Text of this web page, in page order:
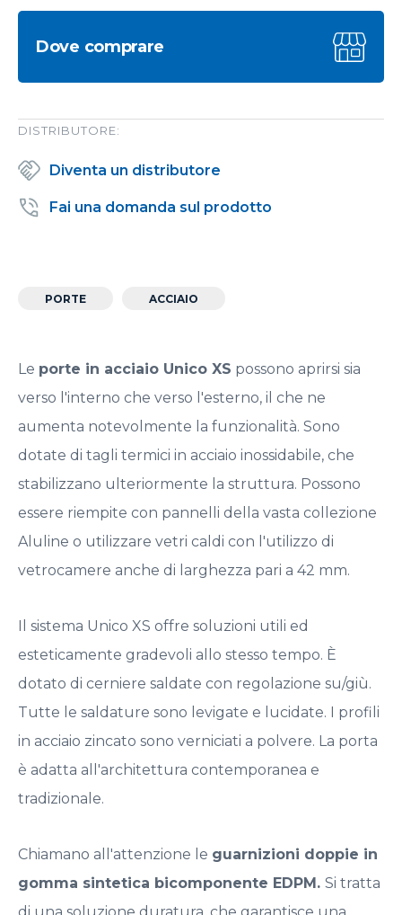
Dove comprare
DISTRIBUTORE:
Diventa un distributore
Fai una domanda sul prodotto
PORTE ACCIAIO
Le porte in acciaio Unico XS possono aprirsi sia
verso l'interno che verso l'esterno, il che ne
aumenta notevolmente la funzionalità. Sono
dotate di tagli termici in acciaio inossidabile, che
stabilizzano ulteriormente la struttura. Possono
essere riempite con pannelli della vasta collezione
Aluline o utilizzare vetri caldi con l'utilizzo di
vetrocamere anche di larghezza pari a 42 mm.
Il sistema Unico XS offre soluzioni utili ed
esteticamente gradevoli allo stesso tempo. È
dotato di cerniere saldate con regolazione su/giù.
Tutte le saldature sono levigate e lucidate. I profili
in acciaio zincato sono verniciati a polvere. La porta
è adatta all'architettura contemporanea e
tradizionale.
Chiamano all'attenzione le guarnizioni doppie in
gomma sintetica bicomponente EDPM. Si tratta